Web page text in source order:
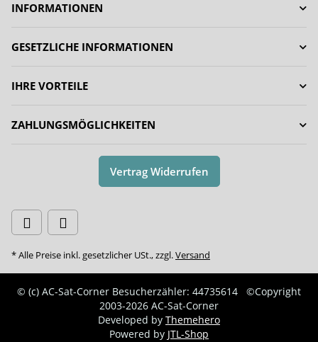
INFORMATIONEN
GESETZLICHE INFORMATIONEN
IHRE VORTEILE
ZAHLUNGSMÖGLICHKEITEN
Vertrag Widerrufen
* Alle Preise inkl. gesetzlicher USt., zzgl.Versand
© (c) AC-Sat-Corner Besucherzähler: 44735614
©Copyright
2003-2026 AC-Sat-Corner
Developed by Themehero
Powered by JTL-Shop